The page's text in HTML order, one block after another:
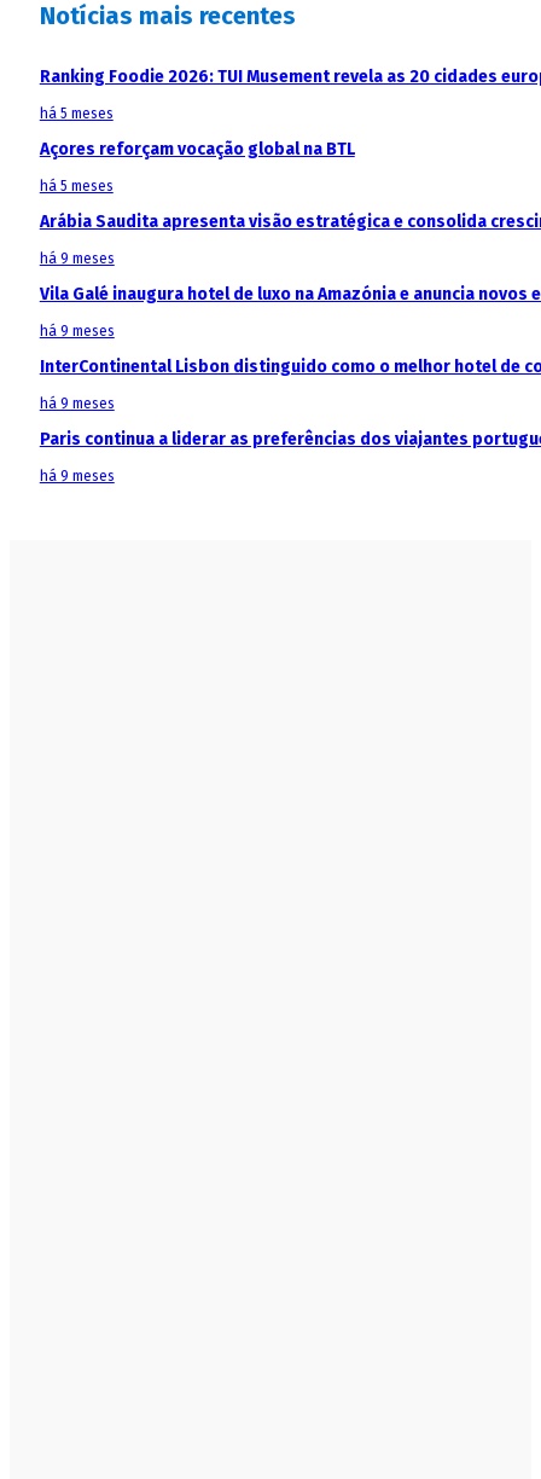
Notícias mais recentes
Ranking Foodie 2026: TUI Musement revela as 20 cidades
há 5 meses
Açores reforçam vocação global na BTL
há 5 meses
Arábia Saudita apresenta visão estratégica e consolida
há 9 meses
Vila Galé inaugura hotel de luxo na Amazónia e anuncia
há 9 meses
InterContinental Lisbon distinguido como o melhor hotel de
há 9 meses
Paris continua a liderar as preferências dos viajantes
há 9 meses